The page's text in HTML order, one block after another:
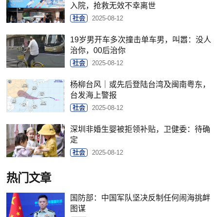
入院，抢救无效不幸离世
社会 2025-08-12
19岁男开车多次撞击单车男，叫嚣：没人
治你，00后治你
社会 2025-08-12
杨柳台风｜或先后登陆台湾及闽南粤东，
台发海上警报
社会 2025-08-12
深圳非婚生婴被拒领补贴，卫健委：待确
定
社会 2025-08-12
热门文章
国防部：中国军队坚决反制任何闹海挑衅
图谋